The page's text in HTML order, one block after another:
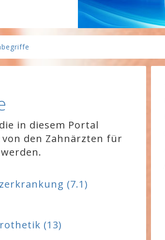
in diesem Portal
den Zahnärzten für
(7.1)
(13)